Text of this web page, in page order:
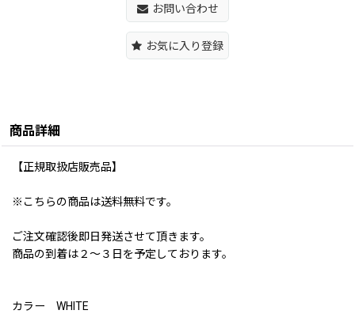
お問い合わせ
お気に入り登録
商品詳細
【正規取扱店販売品】
※こちらの商品は送料無料です。
ご注文確認後即日発送させて頂きます。
商品の到着は２〜３日を予定しております。
カラー WHITE